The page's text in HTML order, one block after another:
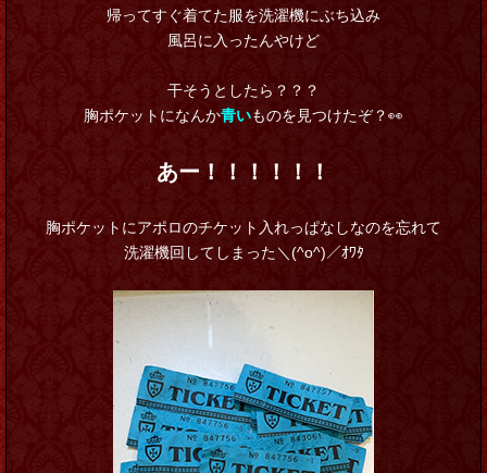
帰ってすぐ着てた服を洗濯機にぶち込み
風呂に入ったんやけど
干そうとしたら？？？
胸ポケットになんか青いものを見つけたぞ？👀
あー！！！！！！
胸ポケットにアポロのチケット入れっぱなしなのを忘れて
洗濯機回してしまった＼(^o^)／ｵﾜﾀ